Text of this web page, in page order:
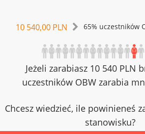
10 540,00 PLN 65% uczestników
Jeżeli zarabiasz 10 540 PLN
uczestników OBW zarabia
Chcesz wiedzieć, ile powinieneś
stanowisku?